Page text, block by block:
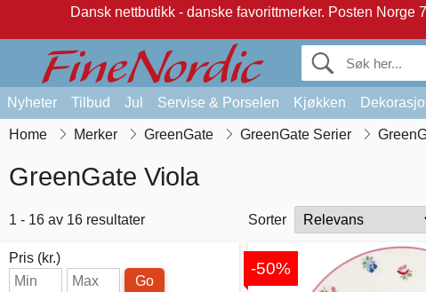
Dansk nettbutikk - danske favorittmerker. Posten Norge
Nyheter Tilbud Jul Servise & Porselen Kjøkken
Home Merker GreenGate GreenGate Serier
GreenGate Viola
1 - 16 av 16 resultater Sorter
Pris (kr.)
Go
-50%